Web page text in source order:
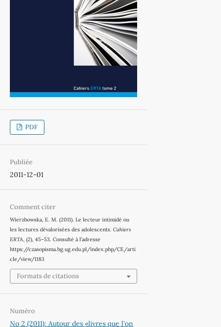
PDF
Publiée
2011-12-01
Comment citer
Wierzbowska, E. M. (2011). Le lecteur intimidé ou
les lectures dévalorisées des adolescents. Cahiers
ERTA , (2), 45–53. Consulté à l’adresse
https://czasopisma.bg.ug.edu.pl/index.php/CE/arti
cle/view/1183
Formats de citations
Numéro
No 2 (2011): Autour des «livres que l'on